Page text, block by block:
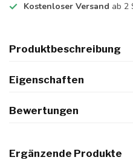
Kostenloser Versand ab 2
Produktbeschreibung
Eigenschaften
Bewertungen
Ergänzende Produkte